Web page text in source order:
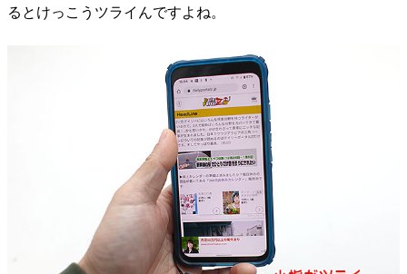
るとけっこうツライんですよね。